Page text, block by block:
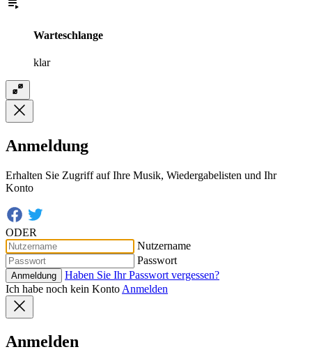
Warteschlange
klar
Anmeldung
Erhalten Sie Zugriff auf Ihre Musik, Wiedergabelisten und Ihr
Konto
ODER
Nutzername
Passwort
Anmeldung
Haben Sie Ihr Passwort vergessen?
Ich habe noch kein Konto Anmelden
Anmelden